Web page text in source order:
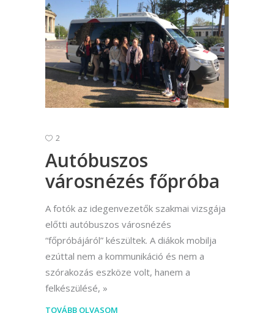
2
Autóbuszos
városnézés főpróba
A fotók az idegenvezetők szakmai vizsgája
előtti autóbuszos városnézés
“főpróbájáról” készültek. A diákok mobilja
ezúttal nem a kommunikáció és nem a
szórakozás eszköze volt, hanem a
felkészülésé,
TOVÁBB OLVASOM